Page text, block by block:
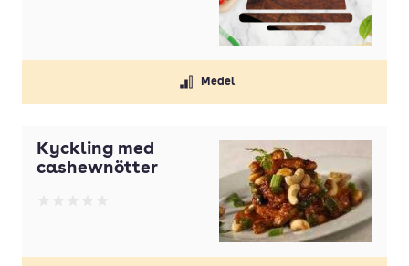
Medel
Kyckling med
cashewnötter